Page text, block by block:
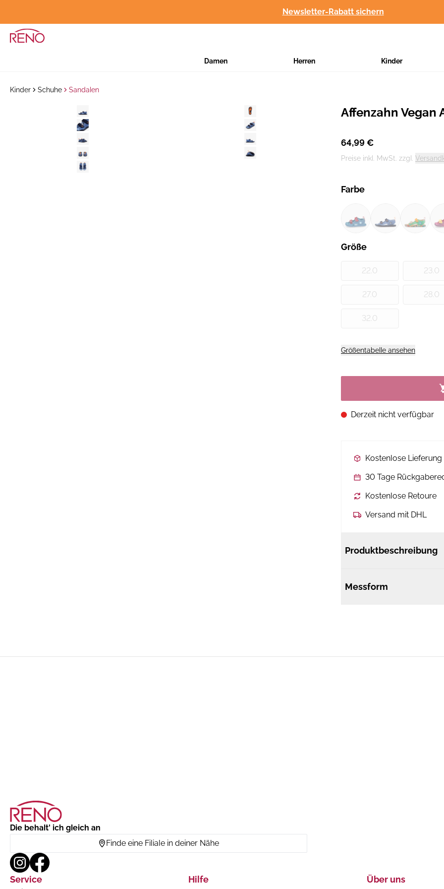
Newsletter-Rabatt sichern
Damen Herren Kinder
Kinder Schuhe Sandalen
Hersteller:
Affenzahn Vegan
64,99 €
Preise inkl. MwSt. zzgl.
Farbe
Größe
22.0 23.0
27.0 28.0
32.0
Größentabelle ansehen
Derzeit nicht verfügbar
Kostenlose
30 Tage
Kostenlose Retoure
Versand mit DHL
Produktbeschreibung
Messform
Die behalt' ich gleich an
Finde eine Filiale in deiner Nähe
Service Hilfe Über uns